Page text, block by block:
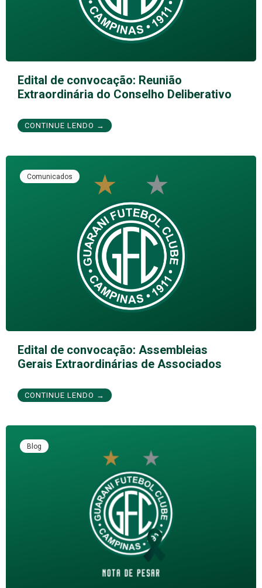
Edital de convocação: Reunião
Extraordinária do Conselho Deliberativo
CONTINUE LENDO →
Comunicados
Edital de convocação: Assembleias
Gerais Extraordinárias de Associados
CONTINUE LENDO →
Blog